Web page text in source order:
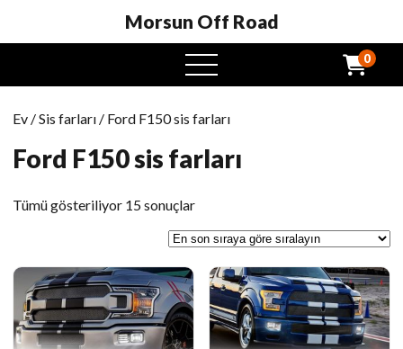
Morsun Off Road
Açık
Menü
0
Ev /Sis farları / Ford F150 sis farları
Ford F150 sis farları
Tümü gösteriliyor 15 sonuçlarEn
sıralanmış